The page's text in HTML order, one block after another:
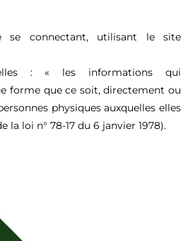
se connectant, utilisant le site
: « les informations qui
forme que ce soit, directement ou
physiques auxquelles elles
la loi n° 78-17 du 6 janvier 1978).